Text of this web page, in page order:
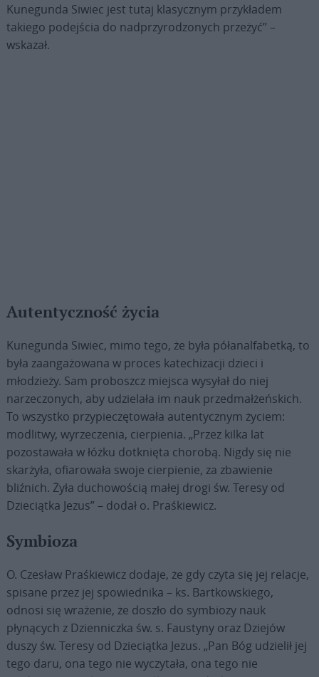
Kunegunda Siwiec jest tutaj klasycznym przykładem
takiego podejścia do nadprzyrodzonych przeżyć” –
wskazał.
Autentyczność życia
Kunegunda Siwiec, mimo tego, że była półanalfabetką, to
była zaangażowana w proces katechizacji dzieci i
młodzieży. Sam proboszcz miejsca wysyłał do niej
narzeczonych, aby udzielała im nauk przedmałżeńskich.
To wszystko przypieczętowała autentycznym życiem:
modlitwy, wyrzeczenia, cierpienia. „Przez kilka lat
pozostawała w łóżku dotknięta chorobą. Nigdy się nie
skarżyła, ofiarowała swoje cierpienie, za zbawienie
bliźnich. Żyła duchowością małej drogi św. Teresy od
Dzieciątka Jezus” – dodał o. Praśkiewicz.
Symbioza
O. Czesław Praśkiewicz dodaje, że gdy czyta się jej relacje,
spisane przez jej spowiednika – ks. Bartkowskiego,
odnosi się wrażenie, że doszło do symbiozy nauk
płynących z Dzienniczka św. s. Faustyny oraz Dziejów
duszy św. Teresy od Dzieciątka Jezus. „Pan Bóg udzielił jej
tego daru, ona tego nie wyczytała, ona tego nie